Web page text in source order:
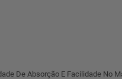
De Absorção E Facilidade No